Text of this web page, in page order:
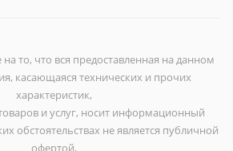
то, что вся предоставленная на данном
касающаяся технических и прочих
характеристик,
и услуг, носит информационный
обстоятельствах не является публичной
офертой,